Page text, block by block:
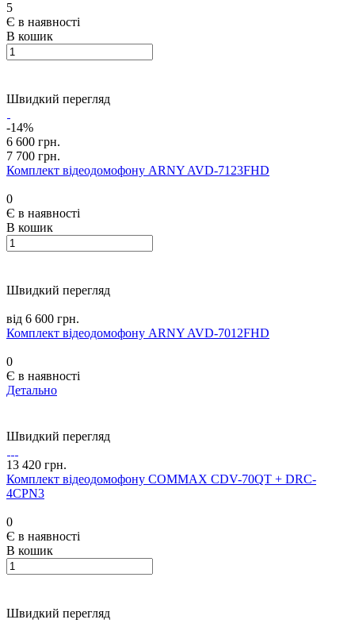
5
Є в наявності
В кошик
Швидкий перегляд
-14%
6 600 грн.
7 700 грн.
Комплект відеодомофону ARNY AVD-7123FHD
0
Є в наявності
В кошик
Швидкий перегляд
від 6 600 грн.
Комплект відеодомофону ARNY AVD-7012FHD
0
Є в наявності
Детально
Швидкий перегляд
13 420 грн.
Комплект відеодомофону COMMAX CDV-70QT + DRC-
4CPN3
0
Є в наявності
В кошик
Швидкий перегляд